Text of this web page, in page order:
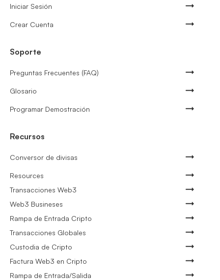
Iniciar Sesión
Crear Cuenta
Soporte
Preguntas Frecuentes (FAQ)
Glosario
Programar Demostración
Recursos
Conversor de divisas
Resources
Transacciones Web3
Web3 Busineses
Rampa de Entrada Cripto
Transacciones Globales
Custodia de Cripto
Factura Web3 en Cripto
Rampa de Entrada/Salida